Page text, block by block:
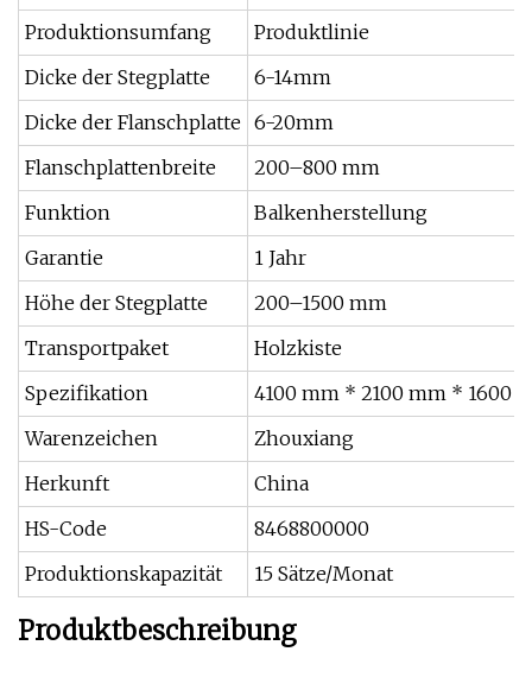
Produktionsumfang
Produktlinie
Dicke der Stegplatte
6-14mm
Dicke der Flanschplatte 6-20mm
Flanschplattenbreite
200–800 mm
Funktion
Balkenherstellung
Garantie
1 Jahr
Höhe der Stegplatte
200–1500 mm
Transportpaket
Holzkiste
Spezifikation
4100 mm * 2100 mm * 1600
Warenzeichen
Zhouxiang
Herkunft
China
HS-Code
8468800000
Produktionskapazität
15 Sätze/Monat
Produktbeschreibung